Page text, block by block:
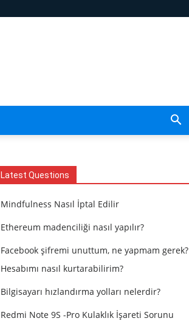
Latest Questions
Mindfulness Nasıl İptal Edilir
Ethereum madenciliği nasıl yapılır?
Facebook şifremi unuttum, ne yapmam gerek?
Hesabımı nasıl kurtarabilirim?
Bilgisayarı hızlandırma yolları nelerdir?
Redmi Note 9S -Pro Kulaklık İşareti Sorunu